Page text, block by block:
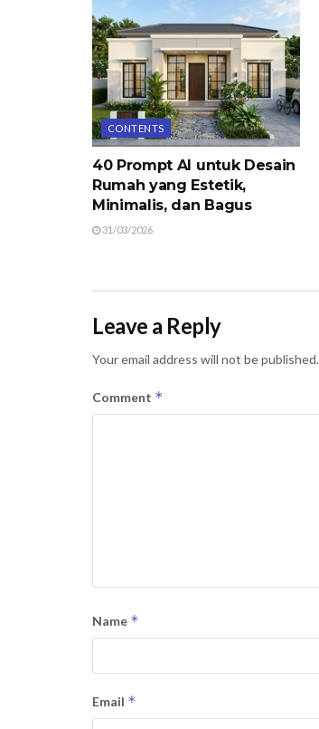
CONTENTS
40 Prompt AI untuk Desain
Rumah yang Estetik,
Minimalis, dan Bagus
31/03/2026
Leave a Reply
Your email address will not be published.
Comment *
Name *
Email *